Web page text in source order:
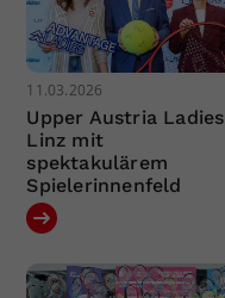
11.03.2026
Upper Austria Ladies
Linz mit
spektakulärem
Spielerinnenfeld